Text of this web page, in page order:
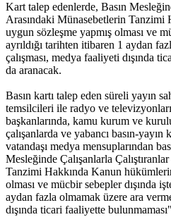
Kart talep edenlerde, Basın
Arasındaki Münasebetlerin Tanzimi
uygun sözleşme yapmış olması ve
ayrıldığı tarihten itibaren 1 aydan
çalışması, medya faaliyeti dışında
da aranacak.
Basın kartı talep eden süreli yayın
temsilcileri ile radyo ve
başkanlarında, kamu kurum ve
çalışanlarda ve yabancı basın-
vatandaşı medya mensuplarından
Mesleğinde Çalışanlarla
Tanzimi Hakkında Kanun
olması ve mücbir sebepler dışında
aydan fazla olmamak üzere ara
dışında ticari faaliyette